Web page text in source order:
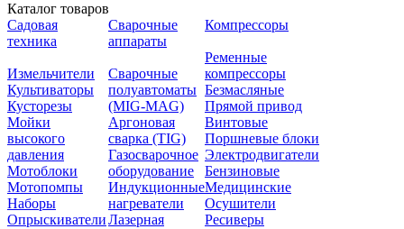
Каталог товаров
Садовая
техника
Измельчители
Культиваторы
Кусторезы
Мойки
высокого
давления
Мотоблоки
Мотопомпы
Наборы
Опрыскиватели
Сварочные
аппараты
Сварочные
полуавтоматы
(MIG-MAG)
Аргоновая
сварка (TIG)
Газосварочное
оборудование
Индукционные
нагреватели
Лазерная
Компрессоры
Ременные
компрессоры
Безмасляные
Прямой привод
Винтовые
Поршневые блоки
Электродвигатели
Бензиновые
Медицинские
Осушители
Ресиверы